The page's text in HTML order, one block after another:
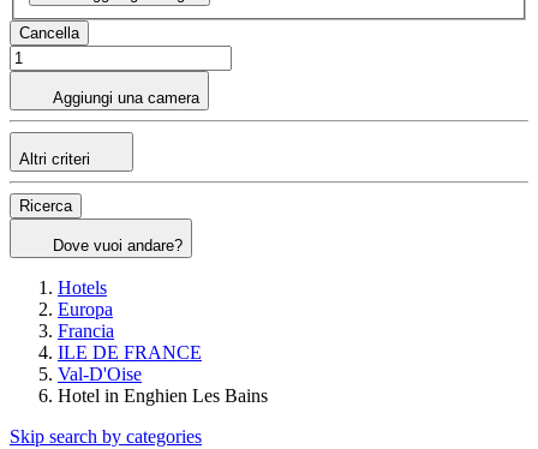
Cancella
Aggiungi una camera
Altri criteri
Ricerca
Dove vuoi andare?
Hotels
Europa
Francia
ILE DE FRANCE
Val-D'Oise
Hotel in Enghien Les Bains
Skip search by categories